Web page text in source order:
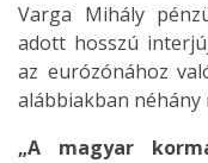
Varga Mihály
adott hosszú
az eurózónához
alábbiakban
„A magyar